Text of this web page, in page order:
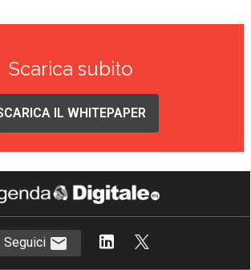
Scarica subito
IL WHITEPAPER
Seguici